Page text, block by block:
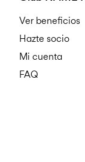
Ver beneficios
Hazte socio
Mi cuenta
FAQ